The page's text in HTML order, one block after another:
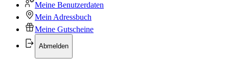
Meine Benutzerdaten
Mein Adressbuch
Meine Gutscheine
Abmelden